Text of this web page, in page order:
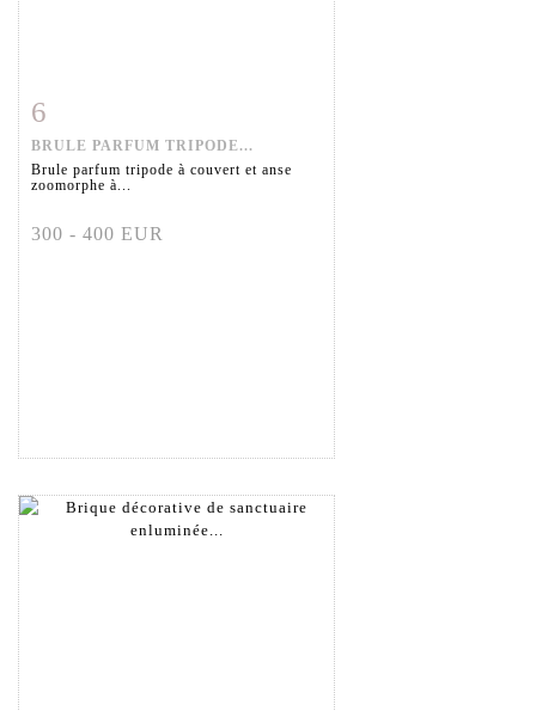
6
BRULE PARFUM TRIPODE...
Brule parfum tripode à couvert et anse
zoomorphe à...
300 - 400 EUR